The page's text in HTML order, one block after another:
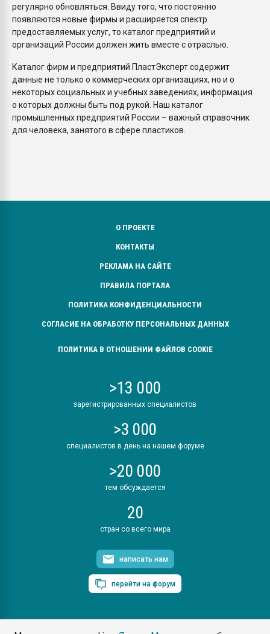
регулярно обновляться. Ввиду того, что постоянно
появляются новые фирмы и расширяется спектр
предоставляемых услуг, то каталог предприятий и
организаций России должен жить вместе с отраслью.
Каталог фирм и предприятий ПластЭксперт содержит
данные не только о коммерческих организациях, но и о
некоторых социальных и учебных заведениях, информация
о которых должны быть под рукой. Наш каталог
промышленных предприятий России – важный справочник
для человека, занятого в сфере пластиков.
О ПРОЕКТЕ
КОНТАКТЫ
РЕКЛАМА НА САЙТЕ
ПРАВИЛА ПОРТАЛА
ПОЛИТИКА КОНФИДЕНЦИАЛЬНОСТИ
СОГЛАСИЕ НА ОБРАБОТКУ ПЕРСОНАЛЬНЫХ ДАННЫХ
ПОЛИТИКА В ОТНОШЕНИИ ФАЙЛОВ COOKIE
>13 000
зарегистрированных специалистов
>3 000
специалистов в день на нашем форуме
>20 000
тем обсуждается
20
стран со всего мира
написать нам
перейти на форум